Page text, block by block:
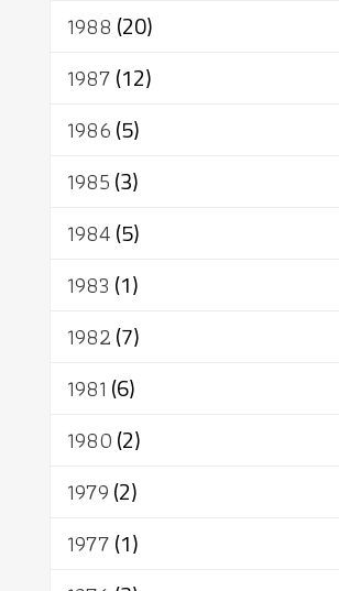
1988 (20)
1987(12)
1986(5)
1985(3)
1984(5)
1983 (1)
1982(7)
1981 (6)
1980(2)
1979(2)
1977(1)